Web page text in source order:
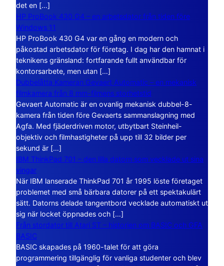
det en […]
HP ProBook 430 G4 – en arbetsdator från tiden före
Windows 11
HP ProBook 430 G4 var en gång en modern och
påkostad arbetsdator för företag. I dag har den hamnat i
teknikens gränsland: fortfarande fullt användbar för
kontorsarbete, men utan […]
Dubbelåtta Kameran Gevaert Automatic – en mekanisk
filmkamera från 8 mm-filmens storhetstid
Gevaert Automatic är en ovanlig mekanisk dubbel-8-
kamera från tiden före Gevaerts sammanslagning med
Agfa. Med fjäderdriven motor, utbytbart Steinheil-
objektiv och filmhastigheter på upp till 32 bilder per
sekund är […]
IBM ThinkPad 701 – den lilla datorn som vecklade ut sina
vingar
När IBM lanserade ThinkPad 701 år 1995 löste företaget
problemet med små bärbara datorer på ett spektakulärt
sätt. Datorns delade tangentbord vecklade automatiskt ut
sig när locket öppnades och […]
Från stordator till Atari ST – historien om BASIC och GFA
BASIC
BASIC skapades på 1960-talet för att göra
programmering tillgänglig för vanliga studenter och blev